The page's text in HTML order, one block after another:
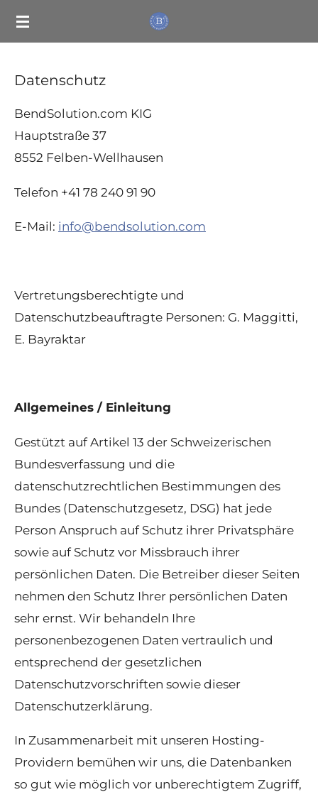
Zum
Hauptinhalt
Datenschutz
BendSolution.com KIG
Hauptstraße 37
8552 Felben-Wellhausen
‪Telefon +41 78 240 91 90
E-Mail: info@bendsolution.com
Vertretungsberechtigte und
Datenschutzbeauftragte Personen: G. Maggitti,
E. Bayraktar
Allgemeines / Einleitung
Gestützt auf Artikel 13 der Schweizerischen
Bundesverfassung und die
datenschutzrechtlichen Bestimmungen des
Bundes (Datenschutzgesetz, DSG) hat jede
Person Anspruch auf Schutz ihrer Privatsphäre
sowie auf Schutz vor Missbrauch ihrer
persönlichen Daten. Die Betreiber dieser Seiten
nehmen den Schutz Ihrer persönlichen Daten
sehr ernst. Wir behandeln Ihre
personenbezogenen Daten vertraulich und
entsprechend der gesetzlichen
Datenschutzvorschriften sowie dieser
Datenschutzerklärung.
In Zusammenarbeit mit unseren Hosting-
Providern bemühen wir uns, die Datenbanken
so gut wie möglich vor unberechtigtem Zugriff,